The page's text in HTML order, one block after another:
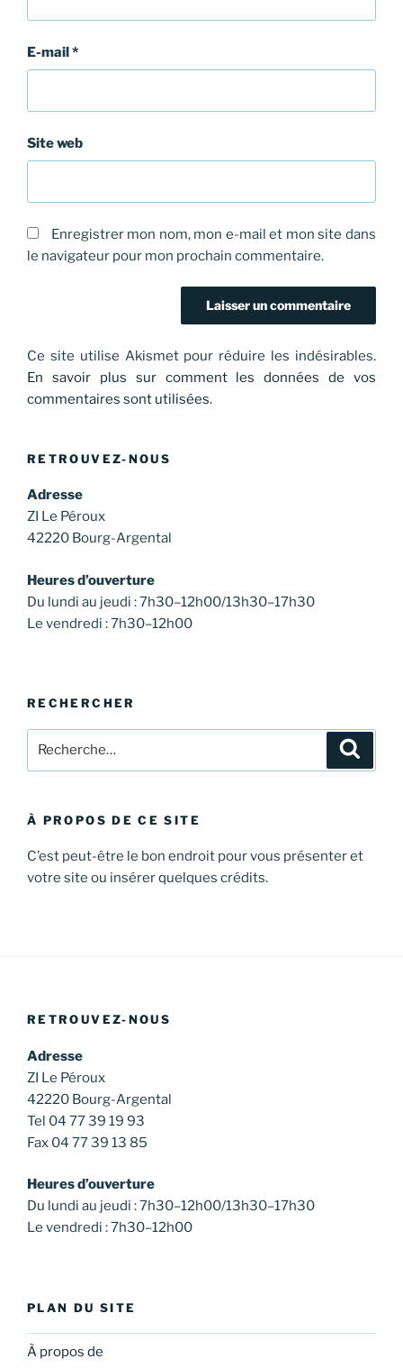
E-mail*
Site web
Enregistrer mon nom, mon e-mail et mon site dans
le navigateur pour mon prochain commentaire.
Ce site utilise Akismet pour réduire les indésirables.
En savoir plus sur comment les données de vos
commentaires sont utilisées.
RETROUVEZ-NOUS
Adresse
ZI Le Péroux
42220 Bourg-Argental
Heures d’ouverture
Du lundi au jeudi : 7h30–12h00/13h30–17h30
Le vendredi : 7h30–12h00
RECHERCHER
pour
À PROPOS DE CE SITE
C’est peut-être le bon endroit pour vous présenter et
votre site ou insérer quelques crédits.
RETROUVEZ-NOUS
Adresse
ZI Le Péroux
42220 Bourg-Argental
Tel 04 77 39 19 93
Fax 04 77 39 13 85
Heures d’ouverture
Du lundi au jeudi : 7h30–12h00/13h30–17h30
Le vendredi : 7h30–12h00
PLAN DU SITE
À propos de